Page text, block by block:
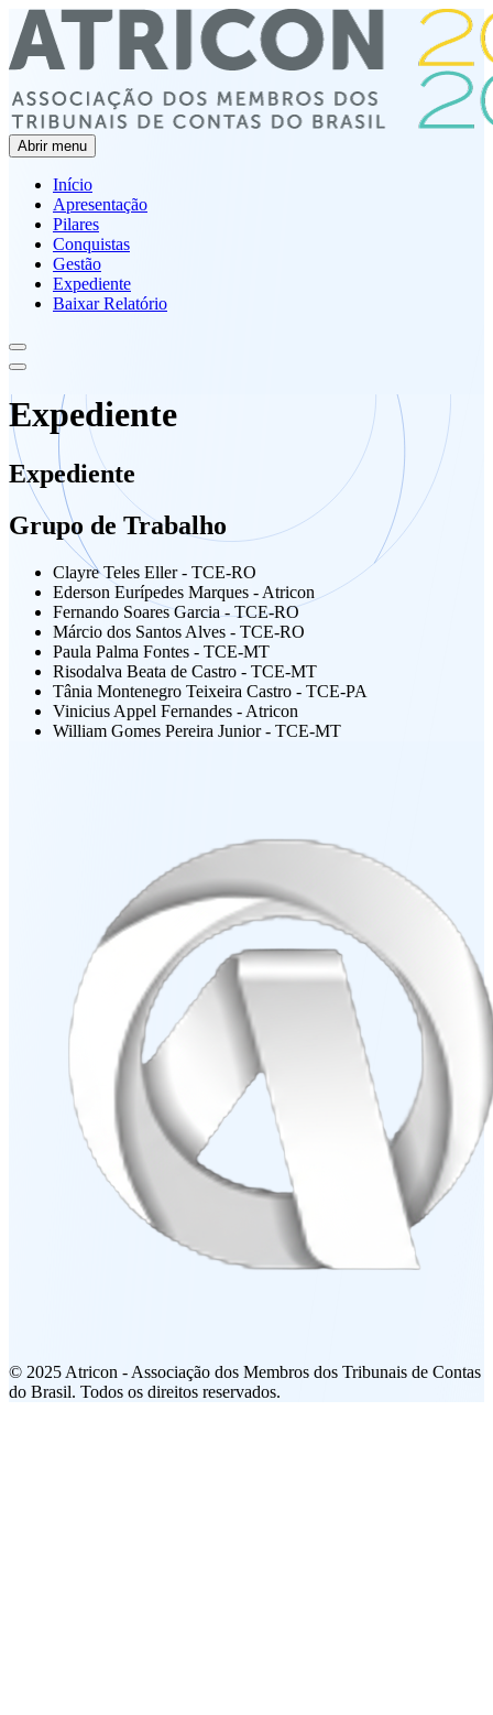
Abrir menu
Início
Apresentação
Pilares
Conquistas
Gestão
Expediente
Baixar Relatório
Expediente
Expediente
Grupo de Trabalho
Clayre Teles Eller - TCE-RO
Ederson Eurípedes Marques - Atricon
Fernando Soares Garcia - TCE-RO
Márcio dos Santos Alves - TCE-RO
Paula Palma Fontes - TCE-MT
Risodalva Beata de Castro - TCE-MT
Tânia Montenegro Teixeira Castro - TCE-PA
Vinicius Appel Fernandes - Atricon
William Gomes Pereira Junior - TCE-MT
© 2025 Atricon - Associação dos Membros dos Tribunais de Contas
do Brasil. Todos os direitos reservados.